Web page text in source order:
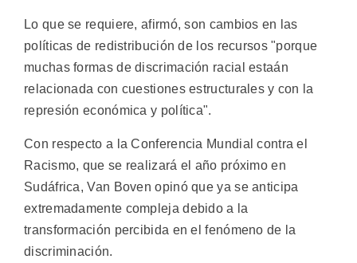
Lo que se requiere, afirmó, son cambios en las
políticas de redistribución de los recursos "porque
muchas formas de discrimación racial estaán
relacionada con cuestiones estructurales y con la
represión económica y política".
Con respecto a la Conferencia Mundial contra el
Racismo, que se realizará el año próximo en
Sudáfrica, Van Boven opinó que ya se anticipa
extremadamente compleja debido a la
transformación percibida en el fenómeno de la
discriminación.